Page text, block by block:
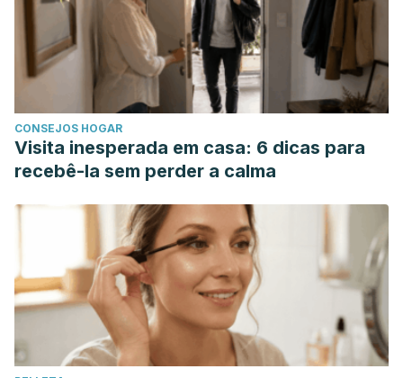
Cubas, P. (2008). Angiospermas (plantas con flores).
Burnie, G. (2010). Botanica. das ABC der Pflanzen; 10.000
Arten in Text und Bild.
https://doi.org/10.1109/SAHCN.2014.6990321
Gold, K., León-lobos, P., & Way, M. (2004). Manual de
recolección de semillas de plantas silvestres para
conservación a largo plazo y restauración ecológica.
Boletín INIA N° 110,62 P.
0388-8
Méndez-González, M. E., Torres-Avilez, W. M., Dorantes-
Euán, A., & Durán-García, R. (2014). Jardines medicinales
en yucatán: Una alternativa para la conservación de la flora
medicinal de los mayas. Revista Fitotecnia Mexicana.
CONSEJOS HOGAR
Visita inesperada em casa: 6 dicas para
recebê-la sem perder a calma